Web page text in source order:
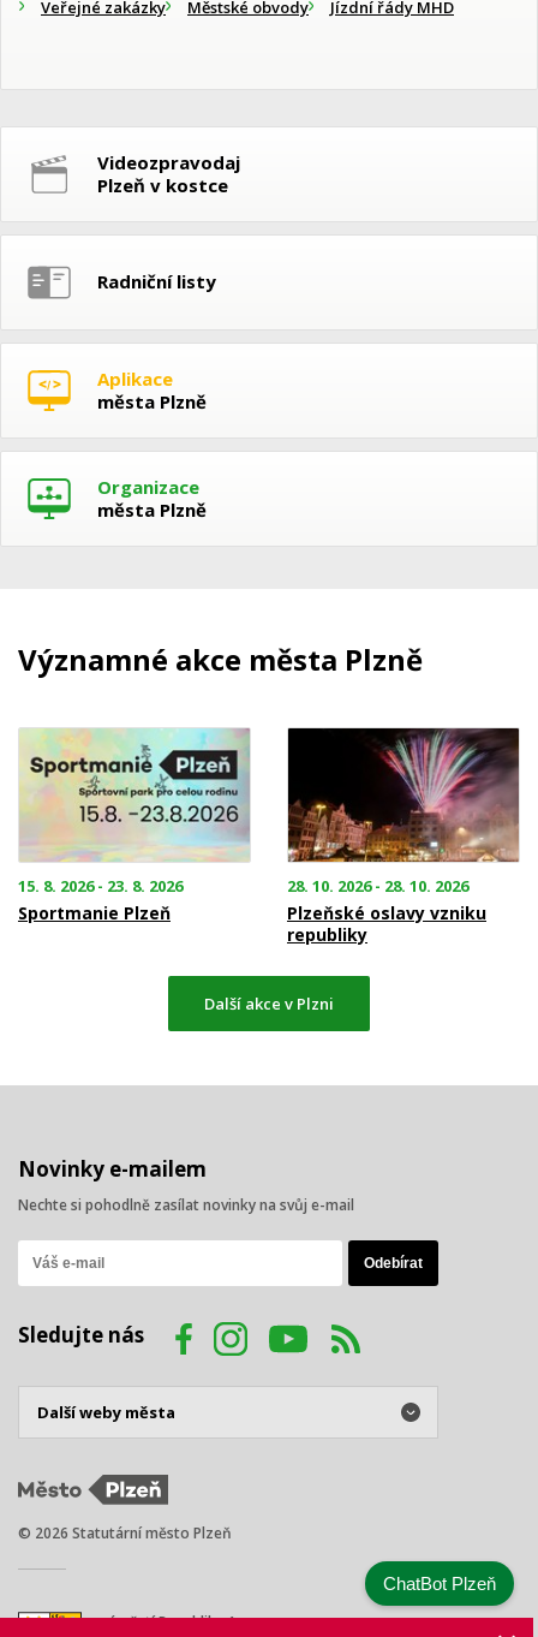
Veřejné zakázky
Městské obvody Jízdní řády MHD
Videozpravodaj
Plzeň v kostce
Radniční listy
Aplikace
města Plzně
Organizace
města Plzně
Významné akce města Plzně
15. 8. 2026 - 23. 8. 2026
Sportmanie Plzeň
28. 10. 2026 - 28. 10. 2026
Plzeňské oslavy vzniku
republiky
Další akce v Plzni
Novinky e-mailem
Nechte si pohodlně zasílat novinky na svůj e-mail
Sledujte nás
© 2026 Statutární město Plzeň
náměstí Republiky 1
ChatBot Plzeň